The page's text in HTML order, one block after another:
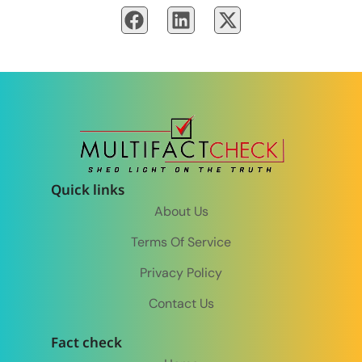
Quick links
About Us
Terms Of Service
Privacy Policy
Contact Us
Fact check